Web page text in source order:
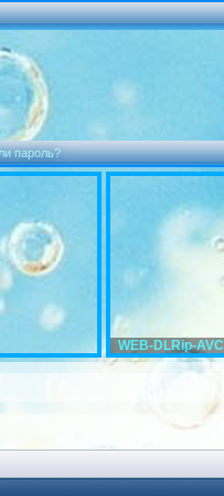
пароль?
WEB-DLRip-AVC